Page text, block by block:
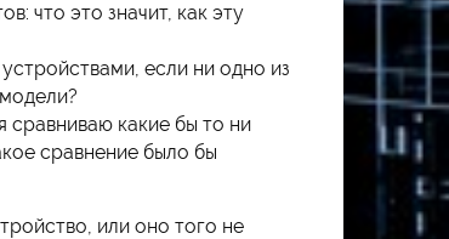
что это значит, как эту
если ни одно из
сравниваю какие бы то ни
сравнение было бы
или оно того не